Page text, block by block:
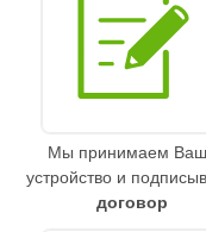
Мы принимаем
устройство и
договор